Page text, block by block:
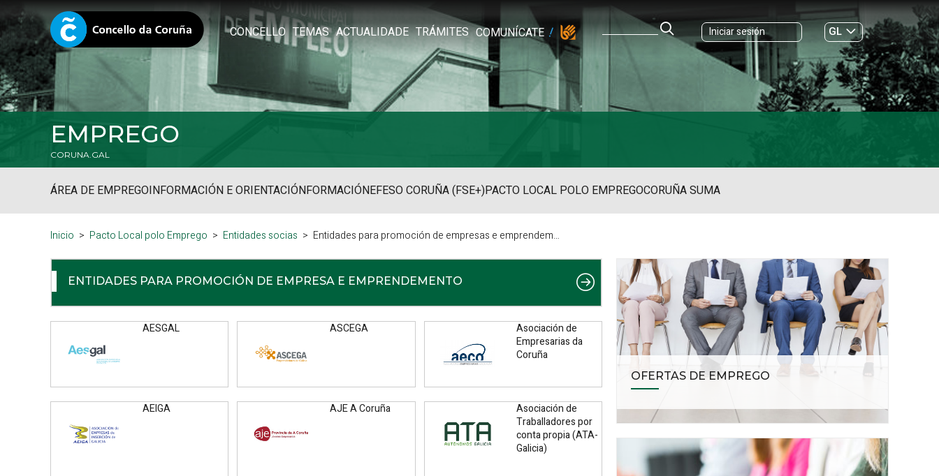
CONCELLO TEMAS ACTUALIDADE TRÁMITES COMUNÍCATE Iniciar sesión
GL
ES|
EMPREGO
CORUNA.GAL
ÁREA DE EMPREGOINFORMACIÓN E ORIENTACIÓNFORMACIÓNEFESO CORUÑA (FSE+)PACTO LOCAL POLO EMPREGOCORUÑA SUMA
Inicio Pacto Local polo Emprego Entidades socias Entidades para promoción de empresas e emprendemento
ENTIDADES PARA PROMOCIÓN DE EMPRESA E EMPRENDEMENTO
AESGAL ASCEGA
Asociación de
Empresarias da
Coruña
AEIGA AJE A Coruña
Asociación de
Traballadores por
conta propia (ATA-
Galicia)
OFERTAS DE EMPREGO